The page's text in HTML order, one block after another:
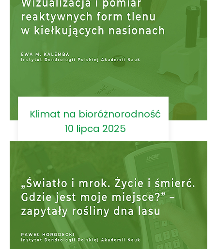
Klimat na bioróżnorodność
10 lipca 2025